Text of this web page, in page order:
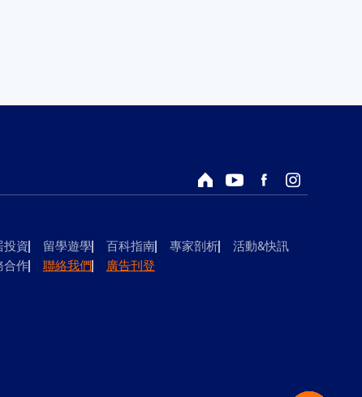
回首頁Youtube頻道
Facebook粉絲專頁
Instagram
投資 留學遊學 百科指南 專家剖析
活動&快訊
合作 聯絡我們 廣告刊登